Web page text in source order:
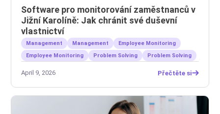
Software pro monitorování zaměstnanců v
Jižní Karolíně: Jak chránit své duševní
vlastnictví
Management Management
Employee Monitoring
Employee Monitoring
Problem Solving Problem Solving
April 9, 2026 Přečtěte si